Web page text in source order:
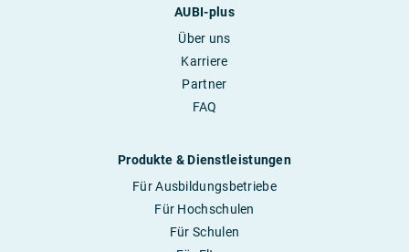
AUBI-plus
Über uns
Karriere
Partner
FAQ
Produkte & Dienstleistungen
Für Ausbildungsbetriebe
Für Hochschulen
Für Schulen